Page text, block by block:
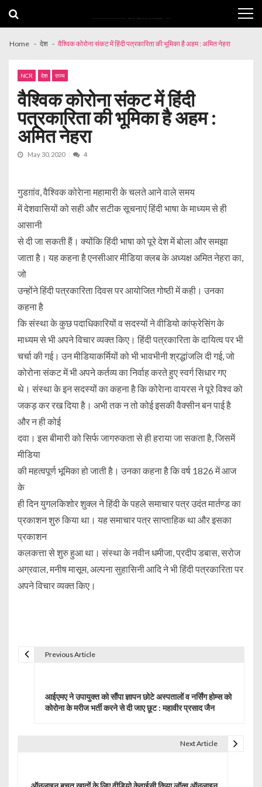
Home देश वैश्विक कोरोना संकट में हिंदी पत्रकारिता की भूमिका है अहम : अमित नेहरा
NCR देश राज्य
वैश्विक कोरोना संकट में हिंदी
पत्रकारिता की भूमिका है अहम :
अमित नेहरा
May 30, 2020 4
गुडग़ांव, वैश्विक कोरेाना महामारी के चलते आने वाले समय
में देशवासियों को सही और सटीक सूचनाएं हिंदी भाषा के माध्यम से ही
आसानी
से दी जा सकती हैं। क्योंकि हिंदी भाषा को पूरे देश में बोला और समझा
जाता है। यह कहना है एनसीआर मीडिया क्लब के अध्यक्ष अमित नेहरा का,
जो
उन्होंने हिंदी पत्रकारिता दिवस पर आयोजित गोष्ठी में कही। उनका
कहना है
कि संस्था के कुछ पदाधिकारियों व सदस्यों ने वीडियो कांफ्रेसिंग के
माध्यम से भी अपने विचार व्यक्त किए। हिंदी पत्रकारिता के दायित्व पर भी
चर्चा की गई। उन मीडियाकर्मियों को भी भावभीनी श्रद्धांजलि दी गई, जो
कोरोना संकट में भी अपने कर्तव्य का निर्वाह करते हुए स्वर्ग सिधार गए
थे। संस्था के इन सदस्यों का कहना है कि कोरेाना वायरस ने पूरे विश्व को
जकड़ कर रख दिया है। अभी तक न तो कोई इसकी वैक्सीन बन पाई है
और न ही कोई
दवा। इस बीमारी को सिर्फ जागरुकता से ही हराया जा सकता है, जिसमें
मीडिया
की महत्वपूर्ण भूमिका हो जाती है। उनका कहना है कि वर्ष 1826 में आज
के
ही दिन युगलकिशोर शुक्ल ने हिंदी के पहले समाचार पत्र उदंत मार्तण्ड का
प्रकाशन शुरु किया था। यह समाचार पत्र साप्ताहिक था और इसका
प्रकाशन
कलकत्ता से शुरु हुआ था। संस्था के नवीन धमीजा, प्रदीप डबास, सरोज
अग्रवाल, मनीष मासूम, अल्पना सुहासिनी आदि ने भी हिंदी पत्रकारिता पर
अपने विचार व्यक्त किए।
Previous Article
आईएमए ने उपायुक्त को सौंपा ज्ञापन छोटे अस्पतालों व नर्सिंग होम्स को
कोरोना के मरीज भर्ती करने से दी जाए छूट : महावीर प्रसाद जैन
Next Article